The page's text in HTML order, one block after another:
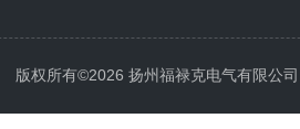
版权所有©2026 扬州福禄克电气有限公